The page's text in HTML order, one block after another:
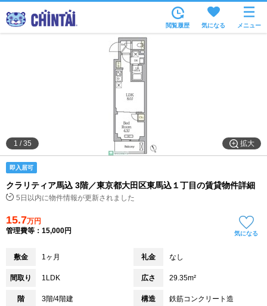
沿線・駅から
住所から
家賃相場から
物件特集から
不動産会社から
閲覧履歴 気になる メニュー
拡大
1 /35
即入居可
クラリティア馬込 3階／東京都大田区東馬込１丁目の賃貸物件詳細
5日以内に物件情報が更新されました
15.7万円
管理費等：15,000円
気になる
敷金 1ヶ月 礼金 なし
間取り 1LDK 広さ 29.35m²
階 3階/4階建 構造 鉄筋コンクリート造